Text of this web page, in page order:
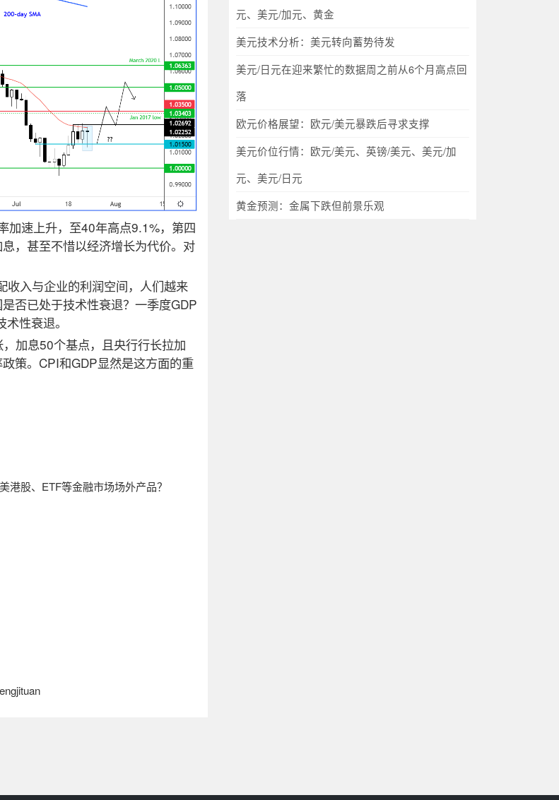
加速上升，至40年高点9.1%，第四
，甚至不惜以经济增长为代价。对
收入与企业的利润空间，人们越来
否已处于技术性衰退？一季度GDP
性衰退。
加息50个基点，且央行行长拉加
策。 CPI和GDP显然是这方面的重
港股、 ETF等金融市场场外产品？
元、美元/加元、黄金
美元技术分析：美元转向蓄势待发
美元/日元在迎来繁忙的数据周之前从6个月高点回
落
欧元价格展望：欧元/美元暴跌后寻求支撑
美元价位行情：欧元/美元、英镑/美元、美元/加
元、美元/日元
黄金预测：金属下跌但前景乐观